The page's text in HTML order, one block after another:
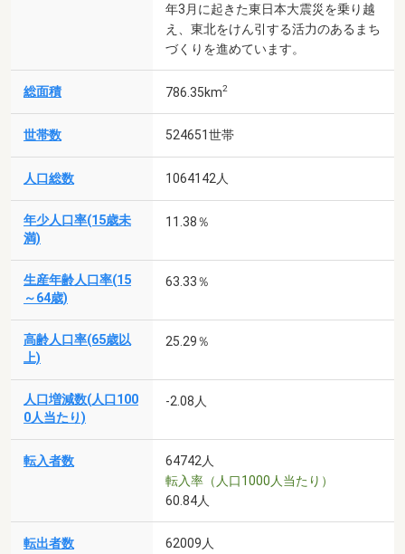
年3月に起きた東日本大震災を乗り越
え、東北をけん引する活力のあるまち
づくりを進めています。
総面積 786.35km2
世帯数 524651世帯
人口総数 1064142人
年少人口率(15歳未
満)
11.38％
生産年齢人口率(15
～64歳)
63.33％
高齢人口率(65歳以
上)
25.29％
人口増減数(人口100
0人当たり)
-2.08人
転入者数
64742人
転入率（人口1000人当たり）
60.84人
転出者数
62009人